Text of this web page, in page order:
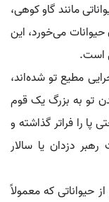
مانند گاو کوهی،
می‌خورد، این
است.
مطیع تو شده‌اند،
تو به بزرگ یک قوم
را فراتر گذاشته و
دزدان یا سالار
حیواناتی که معمولاً